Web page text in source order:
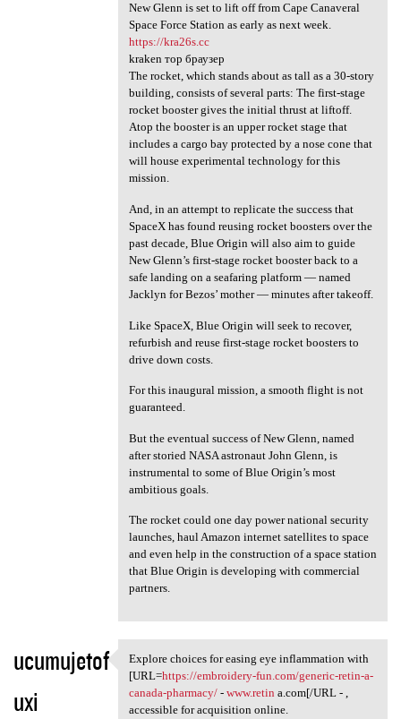
New Glenn is set to lift off from Cape Canaveral
Space Force Station as early as next week.
https://kra26s.cc
kraken тор браузер
The rocket, which stands about as tall as a 30-story
building, consists of several parts: The first-stage
rocket booster gives the initial thrust at liftoff.
Atop the booster is an upper rocket stage that
includes a cargo bay protected by a nose cone that
will house experimental technology for this
mission.
And, in an attempt to replicate the success that
SpaceX has found reusing rocket boosters over the
past decade, Blue Origin will also aim to guide
New Glenn’s first-stage rocket booster back to a
safe landing on a seafaring platform — named
Jacklyn for Bezos’ mother — minutes after takeoff.
Like SpaceX, Blue Origin will seek to recover,
refurbish and reuse first-stage rocket boosters to
drive down costs.
For this inaugural mission, a smooth flight is not
guaranteed.
But the eventual success of New Glenn, named
after storied NASA astronaut John Glenn, is
instrumental to some of Blue Origin’s most
ambitious goals.
The rocket could one day power national security
launches, haul Amazon internet satellites to space
and even help in the construction of a space station
that Blue Origin is developing with commercial
partners.
ucumujetof
uxi
Explore choices for easing
Explore choices for easing eye inflammation with
[URL=https://embroidery-fun.com/generic-retin-a-
canada-pharmacy/- www.retin a.com[/URL - ,
accessible for acquisition online.